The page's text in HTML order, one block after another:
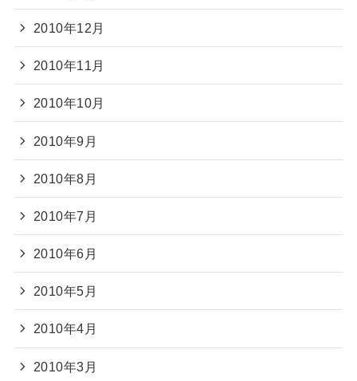
2010年12月
2010年11月
2010年10月
2010年9月
2010年8月
2010年7月
2010年6月
2010年5月
2010年4月
2010年3月